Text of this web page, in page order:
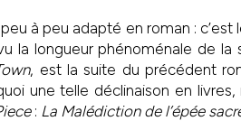
à peu adapté en roman : c’est
la longueur phénoménale de la
, est la suite du précédent
une telle déclinaison en
: La Malédiction de l’épée